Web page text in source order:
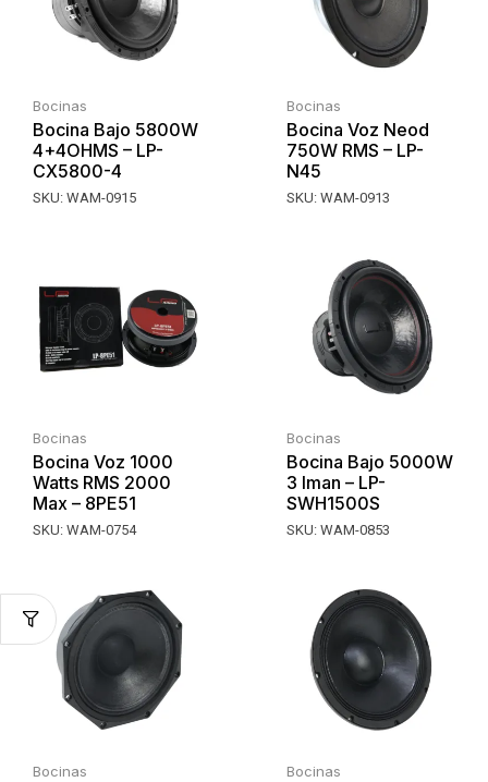
Bocinas
Bocina Bajo 5800W
4+4OHMS – LP-
CX5800-4
SKU: WAM-0915
Bocinas
Bocina Voz Neod
750W RMS – LP-
N45
SKU: WAM-0913
Bocinas
Bocina Voz 1000
Watts RMS 2000
Max – 8PE51
SKU: WAM-0754
Bocinas
Bocina Bajo 5000W
3 Iman – LP-
SWH1500S
SKU: WAM-0853
Bocinas Bocinas